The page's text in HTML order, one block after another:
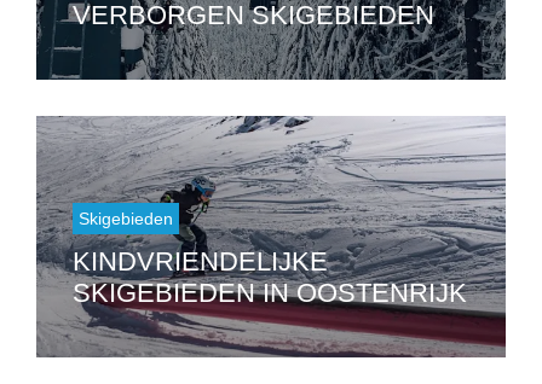
VERBORGEN SKIGEBIEDEN
Skigebieden
KINDVRIENDELIJKE
SKIGEBIEDEN IN OOSTENRIJK